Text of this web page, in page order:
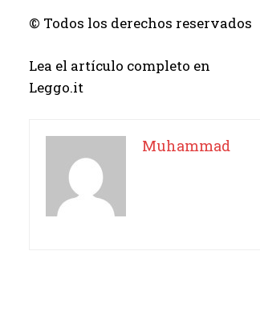
© Todos los derechos reservados
Lea el artículo completo en
Leggo.it
Muhammad